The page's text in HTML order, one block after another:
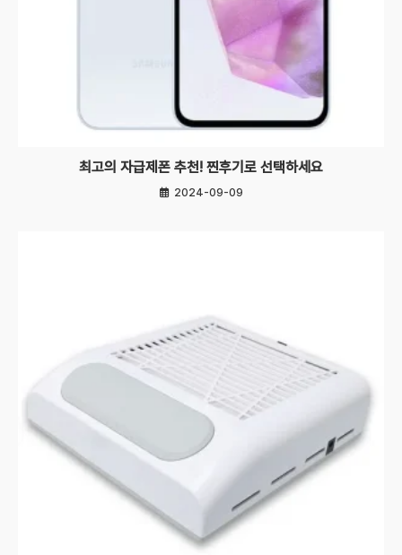
최고의 자급제폰 추천! 찐후기로 선택하세요
2024-09-09